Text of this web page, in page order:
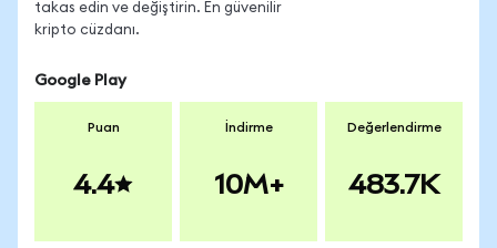
takas edin ve değiştirin. En güvenilir
kripto cüzdanı.
Google Play
Puan
4.4
İndirme
10M+
Değerlendirme
483.7K